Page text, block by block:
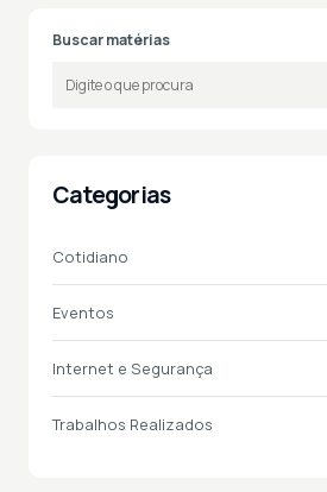
Buscar matérias
Categorias
Cotidiano
Eventos
Internet e Segurança
Trabalhos Realizados